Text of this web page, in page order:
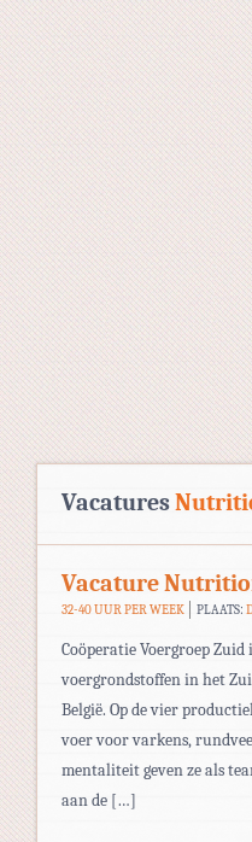
Vacatures
Vacature
32-40 UUR PER WEEK PLAATS:
Coöperatie Voergroep
voergrondstoffen in het
België. Op de vier
voer voor varkens,
mentaliteit geven ze als
aan de […]